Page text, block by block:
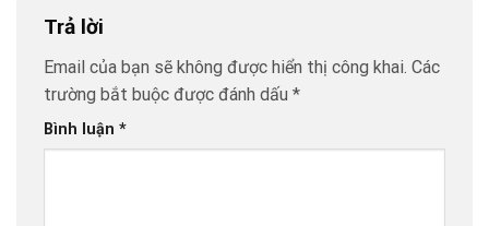
Trả lời
Email của bạn sẽ không được hiển thị công khai. Các
trường bắt buộc được đánh dấu *
Bình luận *